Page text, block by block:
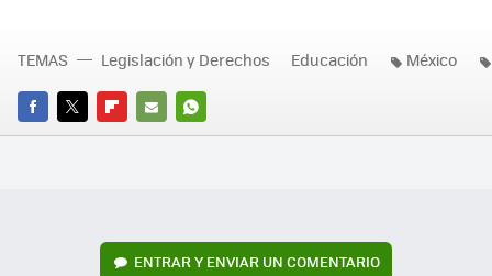
FACEBOOK
TWITTERFLIPBOARD
E-
WHATSAPP
TEMAS Legislación y Derechos Educación México
ENTRAR Y ENVIAR UN COMENTARIO